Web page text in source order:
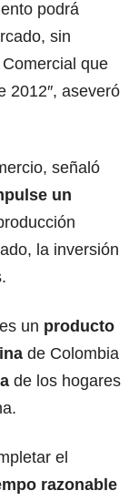
podrá
sin
que
2012″, aseveró
señaló
un
la inversión
un producto
de Colombia
de los hogares
el
razonable